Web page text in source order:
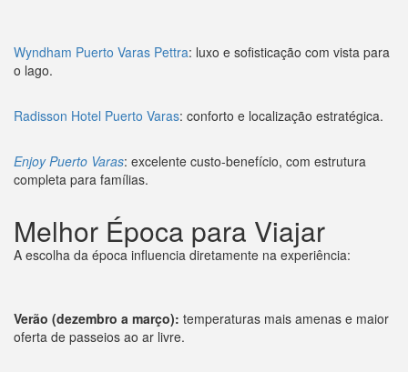
Wyndham Puerto Varas Pettra: luxo e sofisticação com vista para
o lago.
Radisson Hotel Puerto Varas: conforto e localização estratégica.
Enjoy Puerto Varas: excelente custo-benefício, com estrutura
completa para famílias.
Melhor Época para Viajar
A escolha da época influencia diretamente na experiência:
Verão (dezembro a março): temperaturas mais amenas e maior
oferta de passeios ao ar livre.